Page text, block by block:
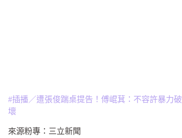
#插播／遭張俊踹桌提告！傅崐萁：不容許暴力破
壞
來源粉專： 三立新聞